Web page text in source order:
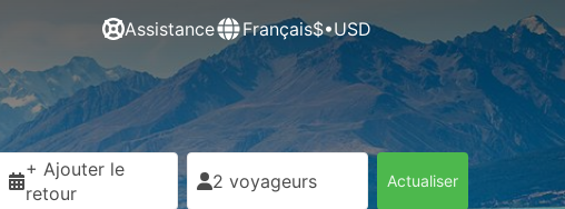
Assistance Français$•USD
+ Ajouter le
retour
2 voyageurs Actualiser